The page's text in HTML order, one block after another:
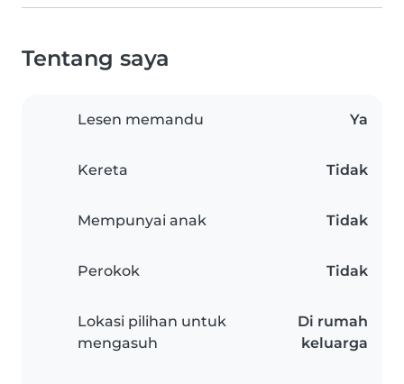
Tentang saya
Lesen memandu Ya
Kereta Tidak
Mempunyai anak Tidak
Perokok Tidak
Lokasi pilihan untuk
mengasuh
Di rumah
keluarga